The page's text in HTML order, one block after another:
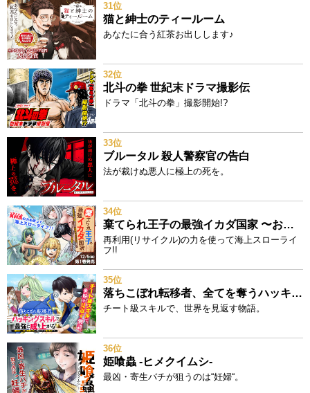
31位
猫と紳士のティールーム
あなたに合う紅茶お出しします♪
32位
北斗の拳 世紀末ドラマ撮影伝
ドラマ「北斗の拳」撮影開始!?
33位
ブルータル 殺人警察官の告白
法が裁けぬ悪人に極上の死を。
34位
棄てられ王子の最強イカダ国家 〜お前はゴミだと追放されたので、無駄スキル【リサイクル】を使ってゴミ扱いされたモノたちで海上都市を築きます〜
再利用(リサイクル)の力を使って海上スローライ
フ!!
35位
落ちこぼれ転移者、全てを奪うハッキングスキルで最強に成り上がる ～最強ステータスも最強スキルも、触れただけで俺のものです～
チート級スキルで、世界を見返す物語。
36位
姫喰蟲 -ヒメクイムシ-
最凶・寄生バチが狙うのは“妊婦“。